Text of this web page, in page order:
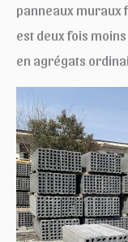
panneaux muraux
est deux fois
en agrégats